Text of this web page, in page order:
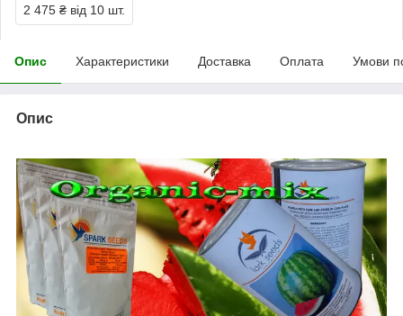
2 475 ₴ від 10 шт.
Опис Характеристики Доставка Оплата Умови
Опис